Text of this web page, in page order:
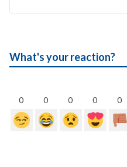
What's your reaction?
0 0 0 0 0